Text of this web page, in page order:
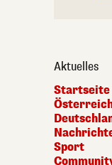
Aktuelles
Startseite
Sport